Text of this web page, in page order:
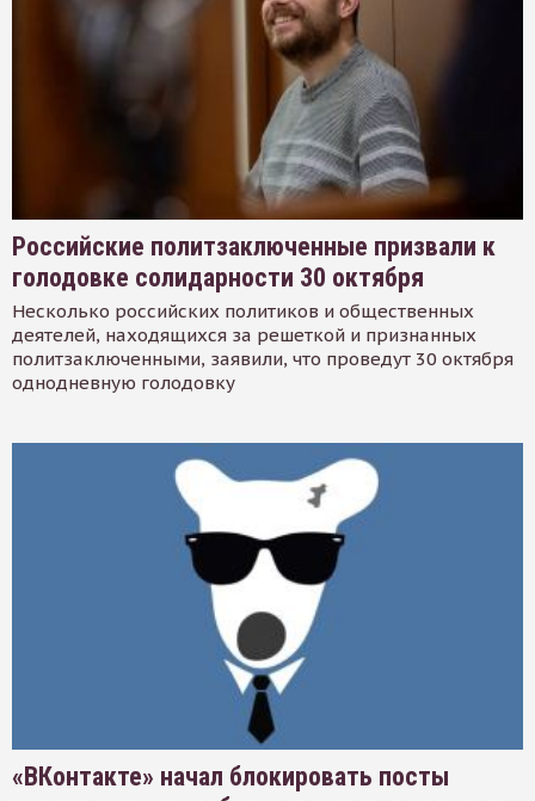
Российские политзаключенные призвали к
голодовке солидарности 30 октября
Несколько российских политиков и общественных
деятелей, находящихся за решеткой и признанных
политзаключенными, заявили, что проведут 30 октября
однодневную голодовку
«ВКонтакте» начал блокировать посты